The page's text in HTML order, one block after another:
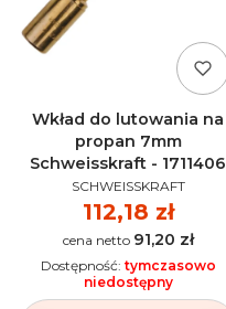
Wkład do lutowania na
propan 7mm
Schweisskraft - 1711406
PRODUCENT
SCHWEISSKRAFT
Cena
112,18 zł
Cena 91,20 zł
Dostępność: tymczasowo
niedostępny